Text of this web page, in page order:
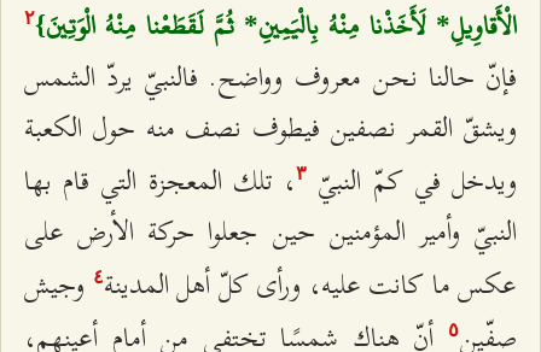
الْأَقاوِيلِ* لَأَخَذْنا مِنْهُ بِالْيَمِينِ* ثُمَّ لَقَطَعْنا مِنْهُ الْوَتِينَ}٢
فإنّ حالنا نحن معروف وواضح. فالنبيّ يردّ الشمس
ويشقّ القمر نصفين فيطوف نصف منه حول الكعبة
ويدخل في كمّ النبيّ
٣، تلك المعجزة التي قام بها
النبيّ وأمير المؤمنين حين جعلوا حركة الأرض على
عكس ما كانت عليه، ورأى كلّ أهل المدينة٤ وجيش
صفّين٥
أنّ هناك شمسًا تختفي من أمام أعينهم،